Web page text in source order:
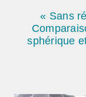
« Sans
sphérique